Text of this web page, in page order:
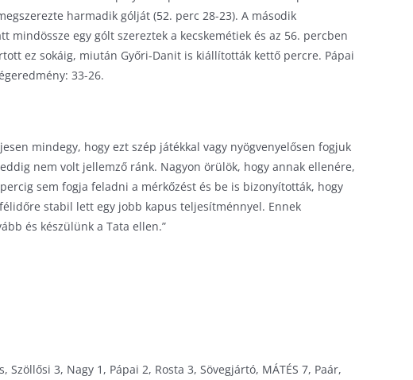
harmadik gólját (52. perc 28-23). A második
egy gólt szereztek a kecskemétiek és az 56. percben
ez sokáig, miután Győri-Danit is kiállították kettő percre. Pápai
33-26.
mindegy, hogy ezt szép játékkal vagy nyögvenyelősen fogjuk
nem volt jellemző ránk. Nagyon örülök, hogy annak ellenére,
sem fogja feladni a mérkőzést és be is bizonyították, hogy
stabil lett egy jobb kapus teljesítménnyel. Ennek
és készülünk a Tata ellen.”
Szöllősi 3, Nagy 1, Pápai 2, Rosta 3, Sövegjártó, MÁTÉS 7, Paár,